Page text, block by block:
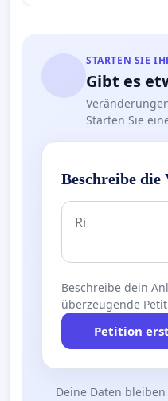
STARTEN SIE
Gibt es
Starten Sie
Beschreibe
Beschreibe dein
überzeugende
Petition
Deine Daten